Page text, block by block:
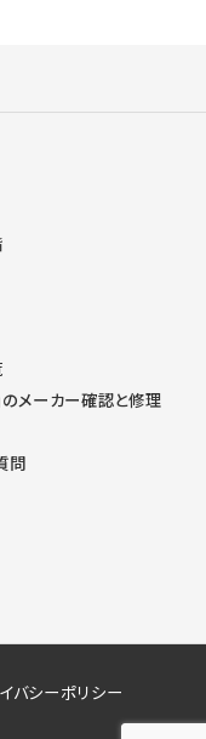
のメーカー確認と修理
問
バシーポリシー